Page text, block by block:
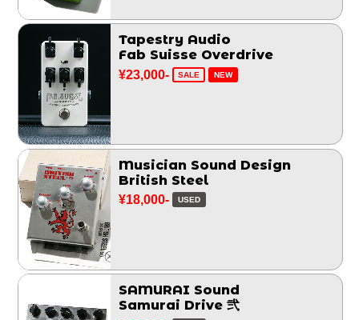
Tapestry Audio
Fab Suisse Overdrive
¥23,000- SALE NEW
Musician Sound Design
British Steel
¥18,000- USED
SAMURAI Sound
Samurai Drive 弐